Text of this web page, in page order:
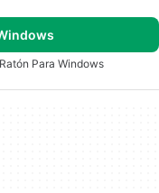
Para Windows